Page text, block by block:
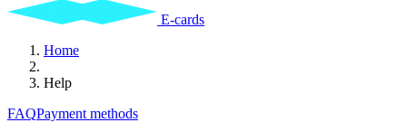
E-cards
Home
Help
FAQPayment methods